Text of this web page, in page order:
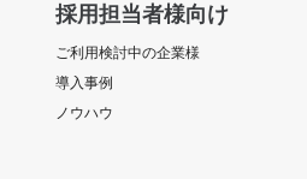
採用担当者様向け
ご利用検討中の企業様
導入事例
ノウハウ